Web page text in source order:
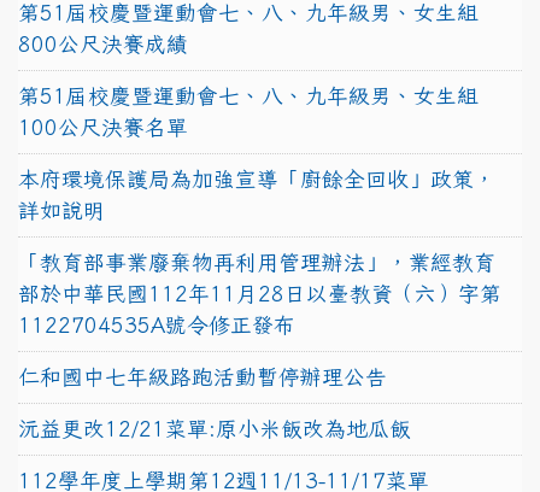
第51屆校慶暨運動會七、八、九年級男、女生組
800公尺決賽成績
第51屆校慶暨運動會七、八、九年級男、女生組
100公尺決賽名單
本府環境保護局為加強宣導「廚餘全回收」政策，
詳如說明
「教育部事業廢棄物再利用管理辦法」，業經教育
部於中華民國112年11月28日以臺教資（六）字第
1122704535A號令修正發布
仁和國中七年級路跑活動暫停辦理公告
沅益更改12/21菜單:原小米飯改為地瓜飯
112學年度上學期第12週11/13-11/17菜單